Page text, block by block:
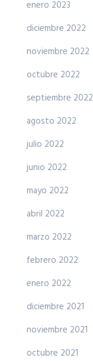
enero 2023
diciembre 2022
noviembre 2022
octubre 2022
septiembre 2022
agosto 2022
julio 2022
junio 2022
mayo 2022
abril 2022
marzo 2022
febrero 2022
enero 2022
diciembre 2021
noviembre 2021
octubre 2021